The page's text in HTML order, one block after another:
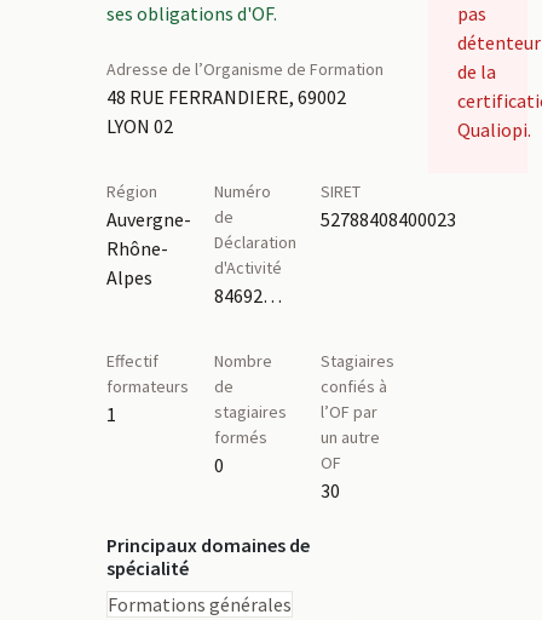
ses obligations d'OF.
Adresse de l’Organisme de Formation
48 RUE FERRANDIERE, 69002
LYON 02
Région
Auvergne-
Rhône-
Alpes
Numéro
de
Déclaration
d'Activité
84692575969,84691755469
SIRET
52788408400023
Effectif
formateurs
1
Nombre
de
stagiaires
formés
0
Stagiaires
confiés à
l’OF par
un autre
OF
30
Principaux domaines de
spécialité
Formations générales
pas
détenteur
de la
Qualiopi.